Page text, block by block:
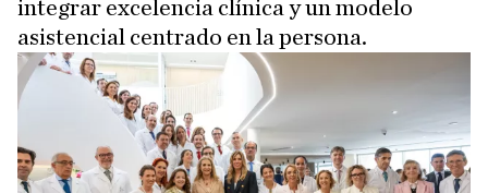
integrar excelencia clínica y un modelo
asistencial centrado en la persona.